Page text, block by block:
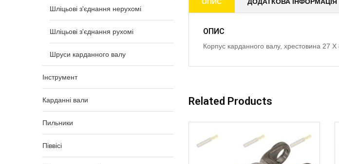
Шліцьові з'єднання нерухомі
Шліцьові з'єднання рухомі
Шруси карданного валу
Інструмент
Карданні вали
Пильники
Піввісі
ОПИС
Корпус карданного валу, хрестовина 27
Related Products